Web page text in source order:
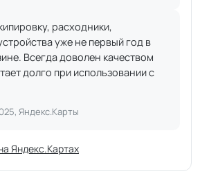
расходники,
уже не первый год в
Всегда доволен качеством
долго при использовании с
Яндекс.Карты
Яндекс.Картах